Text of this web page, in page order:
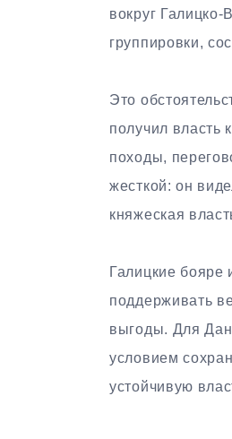
вокруг
группировки,
Это
получил власть
походы,
жесткой: он
княжеская
Галицкие бояре
поддерживать
выгоды. Для
условием
устойчивую